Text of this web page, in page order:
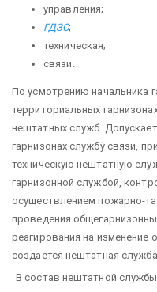
управления;
ГДЗС;
техническая;
связи.
По усмотрению начальника
территориальных
нештатных служб.
гарнизонах службу свя­зи,
техническую нештатную
гарнизонной службой,
осуществлением пожарно-
проведения
реагирования на изменение
создается нештатная
В состав нештатной